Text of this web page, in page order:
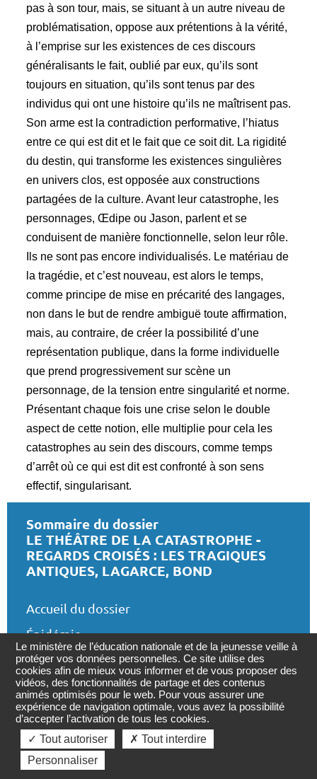
pas à son tour, mais, se situant à un autre niveau de
problématisation, oppose aux prétentions à la vérité,
à l’emprise sur les existences de ces discours
généralisants le fait, oublié par eux, qu’ils sont
toujours en situation, qu’ils sont tenus par des
individus qui ont une histoire qu’ils ne maîtrisent pas.
Son arme est la contradiction performative, l’hiatus
entre ce qui est dit et le fait que ce soit dit. La rigidité
du destin, qui transforme les existences singulières
en univers clos, est opposée aux constructions
partagées de la culture. Avant leur catastrophe, les
personnages, Œdipe ou Jason, parlent et se
conduisent de manière fonctionnelle, selon leur rôle.
Ils ne sont pas encore individualisés. Le matériau de
la tragédie, et c’est nouveau, est alors le temps,
comme principe de mise en précarité des langages,
non dans le but de rendre ambiguë toute affirmation,
mais, au contraire, de créer la possibilité d’une
représentation publique, dans la forme individuelle
que prend progressivement sur scène un
personnage, de la tension entre singularité et norme.
Présentant chaque fois une crise selon le double
aspect de cette notion, elle multiplie pour cela les
catastrophes au sein des discours, comme temps
d’arrêt où ce qui est dit est confronté à son sens
effectif, singularisant.
Sommaire du dossier
LE THÉÂTRE DE LA CATASTROPHE -
REGARDS CROISÉS : LES TRAGIQUES
ANTIQUES, LAGARCE, BOND
Accueil du dossier
Épidémie
Le médecin chez Camus et un hommage audio
aux soignants
Les experts et la démocratie en temps de
crise
Le médecin par temps de crise : une figure de
la «prudence» aristotélicienne ?
Retourner
en
haut
Le ministère de l’éducation nationale et de la jeunesse veille à
protéger vos données personnelles. Ce site utilise des
cookies afin de mieux vous informer et de vous proposer des
vidéos, des fonctionnalités de partage et des contenus
animés optimisés pour le web. Pour vous assurer une
expérience de navigation optimale, vous avez la possibilité
d’accepter l’activation de tous les cookies.
✓ Tout autoriser
✗ Tout interdire
Personnaliser